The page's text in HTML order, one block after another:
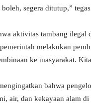
segera ditutup,”
aktivitas tambang
melakukan
ke masyarakat.
bahwa
air, dan kekayaan alam